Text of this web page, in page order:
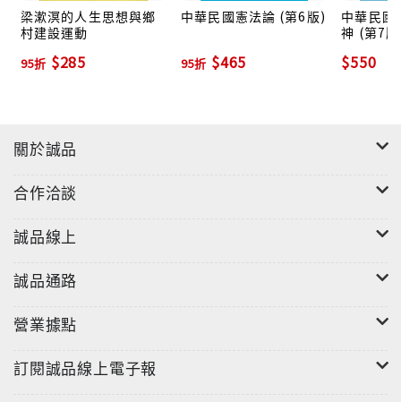
人之學〉等。
梁漱溟的人生思想與鄉
村建設運動
95折 $285
中華民國憲法論 (第6版)
95折 $465
中華民國
神 (第7
$550
關於誠品
合作洽談
誠品線上
誠品通路
營業據點
訂閱誠品線上電子報